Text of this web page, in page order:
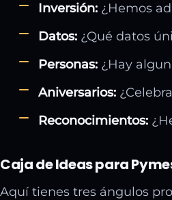
Inversión: ¿Hemos
Datos: ¿Qué datos
Personas: ¿Hay
Aniversarios:
Reconocimientos:
Caja de Ideas para
Aquí tienes tres ángulos